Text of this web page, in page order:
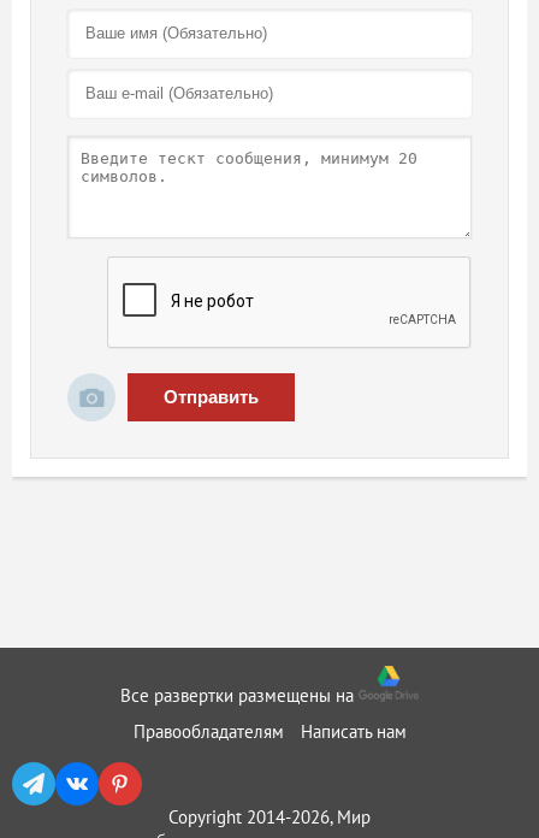
Отправить
Все развертки размещены на
Правообладателям
Написать нам
Copyright 2014-2026, Мир